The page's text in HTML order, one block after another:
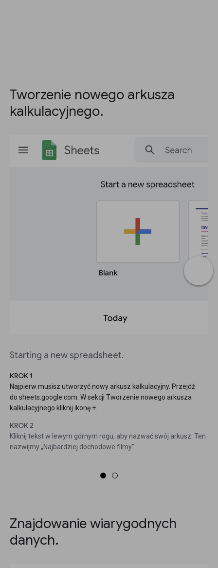
Tworzenie nowego arkusza
kalkulacyjnego.
Starting a new spreadsheet.
KROK 1
Najpierw musisz utworzyć nowy arkusz kalkulacyjny. Przejdź
do sheets.google.com. W sekcji Tworzenie nowego arkusza
kalkulacyjnego kliknij ikonę +.
KROK 2
Kliknij tekst w lewym górnym rogu, aby nazwać swój arkusz. Ten
nazwijmy „Najbardziej dochodowe filmy”.
Znajdowanie wiarygodnych
danych.